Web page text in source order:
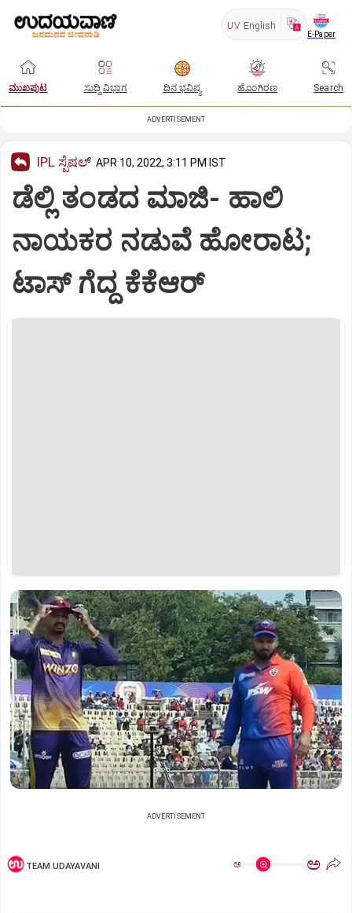
UV English
E-Paper
ಮುಖಪುಟ ಸುದ್ದಿ ವಿಭಾಗ ದಿನ ಭವಿಷ್ಯ ಹೊಂಗಿರಣ Search
ADVERTISEMENT
IPL ಸ್ಪೆಷಲ್‌ APR 10, 2022, 3:11 PM IST
ಡೆಲ್ಲಿ ತಂಡದ ಮಾಜಿ- ಹಾಲಿ
ನಾಯಕರ ನಡುವೆ ಹೋರಾಟ;
ಟಾಸ್ ಗೆದ್ದ ಕೆಕೆಆರ್
ADVERTISEMENT
TEAM UDAYAVANI ಅ ಅ